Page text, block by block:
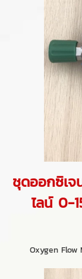
ชุดออกซิเจ
ไลน์ 0-
Oxygen